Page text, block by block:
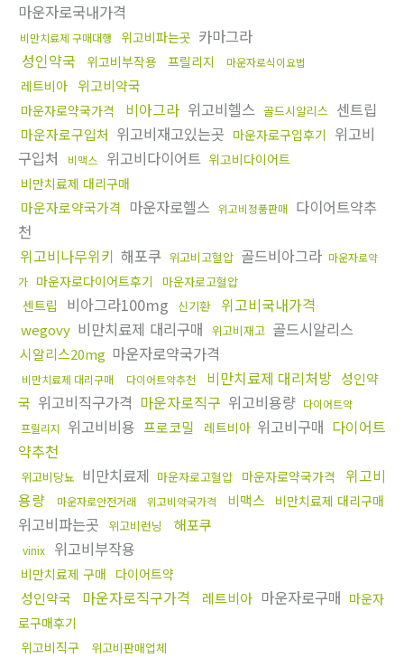
마운자로국내가격
비만치료제 구매대행 위고비파는곳 카마그라
성인약국
위고비부작용 프릴리지 마운자로식이요법
레트비아 위고비약국
마운자로약국가격 비아그라 위고비헬스 골드시알리스 센트립
마운자로구입처 위고비재고있는곳 마운자로구입후기 위고비
구입처
비맥스 위고비다이어트 위고비다이어트
비만치료제 대리구매
마운자로약국가격 마운자로헬스 위고비정품판매 다이어트약추
천
위고비나무위키 해포쿠 위고비고혈압 골드비아그라 마운자로약
가 마운자로다이어트후기 마운자로고혈압
센트립 비아그라100mg 신기환 위고비국내가격
wegovy 비만치료제 대리구매 위고비재고 골드시알리스
시알리스20mg 마운자로약국가격
비만치료제 대리구매 다이어트약추천 비만치료제 대리처방 성인약
국 위고비직구가격 마운자로직구 위고비용량 다이어트약
프릴리지
위고비비용 프로코밀 레트비아 위고비구매 다이어트
약추천
위고비당뇨 비만치료제 마운자로고혈압 마운자로약국가격
위고비
용량
마운자로안전거래 위고비약국가격 비맥스 비만치료제 대리구매
위고비파는곳 위고비런닝 해포쿠
vinix 위고비부작용
비만치료제 구매 다이어트약
성인약국 마운자로직구가격 레트비아 마운자로구매 마운자
로구매후기
위고비직구
위고비판매업체